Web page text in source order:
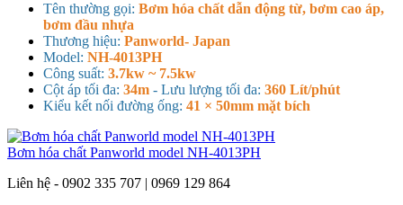
Tên thường gọi: Bơm hóa chất dẫn động từ, bơm cao áp,
bơm đầu nhựa
Thương hiệu: Panworld- Japan
Model: NH-4013PH
Công suất: 3.7kw ~ 7.5kw
Cột áp tối đa: 34m - Lưu lượng tối đa: 360 Lít/phút
Kiểu kết nối đường ống: 41 × 50mm mặt bích
Bơm hóa chất Panworld model NH-4013PH
Liên hệ - 0902 335 707 | 0969 129 864